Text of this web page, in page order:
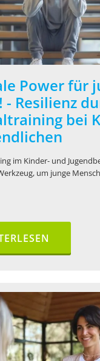
Power für
- Resilienz
bei
im Kinder- und
um junge